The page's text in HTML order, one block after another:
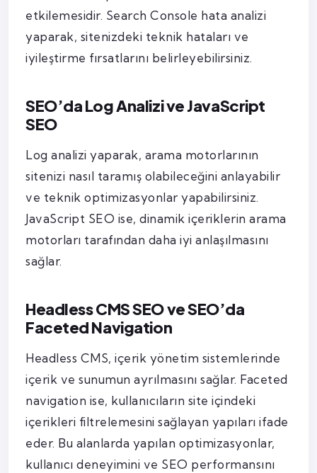
etkilemesidir. Search Console hata analizi
yaparak, sitenizdeki teknik hataları ve
iyileştirme fırsatlarını belirleyebilirsiniz.
SEO’da Log Analizi ve JavaScript
SEO
Log analizi yaparak, arama motorlarının
sitenizi nasıl taramış olabileceğini anlayabilir
ve teknik optimizasyonlar yapabilirsiniz.
JavaScript SEO ise, dinamik içeriklerin arama
motorları tarafından daha iyi anlaşılmasını
sağlar.
Headless CMS SEO ve SEO’da
Faceted Navigation
Headless CMS, içerik yönetim sistemlerinde
içerik ve sunumun ayrılmasını sağlar. Faceted
navigation ise, kullanıcıların site içindeki
içerikleri filtrelemesini sağlayan yapıları ifade
eder. Bu alanlarda yapılan optimizasyonlar,
kullanıcı deneyimini ve SEO performansını